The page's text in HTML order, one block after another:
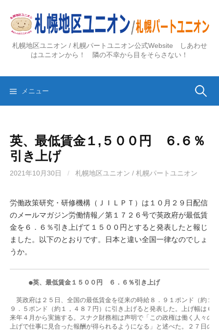
ス
札幌地区ユニオン / 札幌パートユニオン公式Website しあわせ
はユニオンから！ 隣の不幸から目をそらさない！
メニュー 検
英、最低賃金１,５００円 ６.６％
引き上げ
2021年10月30日 / 札幌地区ユニオン / 札幌パートユニオン
労働政策研究・研修機構（ＪＩＬＰＴ）は１０月２９日配信
のメールマガジン労働情報／第１７２６号で英政府が最低賃
金を６．６％引き上げて１５００円とすると発表したと報じ
ました。以下のとおりです。日本と違い全国一律なのでしょ
うか。
●英、最低賃金１５００円　６．６％引き上げ
英政府は２５日、全国の最低賃金を従来の時給８．９１ポンド（約１
９．５ポンド（約１，４８７円）に引き上げると発表した。上げ幅は６
来年４月から実施する。スナク財務相は声明で「この政権は働く人々の
上げで仕事に見合った報酬が得られるようになる」と述べた。２７日の